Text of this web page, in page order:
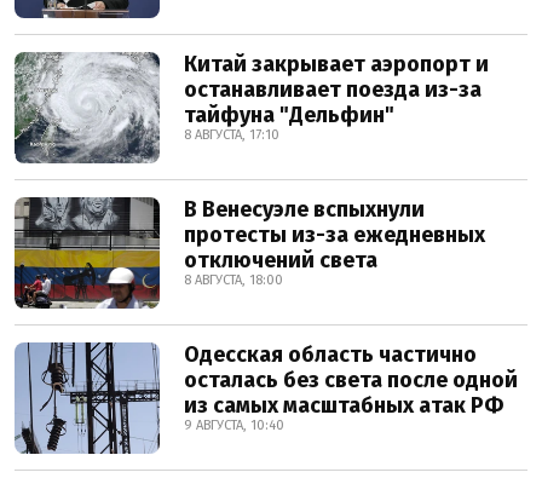
Китай закрывает аэропорт и
останавливает поезда из-за
тайфуна "Дельфин"
8 АВГУСТА, 17:10
В Венесуэле вспыхнули
протесты из-за ежедневных
отключений света
8 АВГУСТА, 18:00
Одесская область частично
осталась без света после одной
из самых масштабных атак РФ
9 АВГУСТА, 10:40